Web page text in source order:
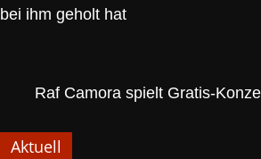
bei ihm geholt hat
Raf Camora spielt Gratis-
Aktuell